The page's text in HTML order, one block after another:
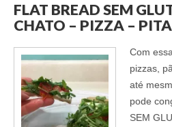
FLAT BREAD SEM
CHATO – PIZZA – PITA
Com
pizzas,
até
pode
SEM